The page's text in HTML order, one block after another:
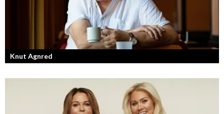
Knut Agnred
Knut Agnred är mannen och den tidlösa legenden inom spektakulära
utfall och dramatisk tänkvärdhet.